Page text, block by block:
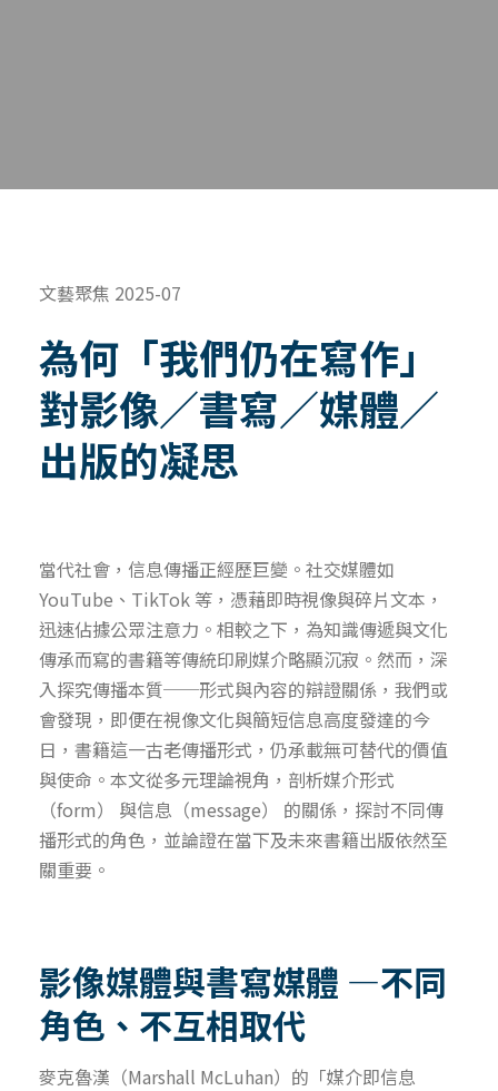
文藝聚焦 2025-07
為何「我們仍在寫作」
對影像／書寫／媒體／
出版的凝思
當代社會，信息傳播正經歷巨變。社交媒體如
YouTube、TikTok 等，憑藉即時視像與碎片文本，
迅速佔據公眾注意力。相較之下，為知識傳遞與文化
傳承而寫的書籍等傳統印刷媒介略顯沉寂。然而，深
入探究傳播本質──形式與內容的辯證關係，我們或
會發現，即便在視像文化與簡短信息高度發達的今
日，書籍這一古老傳播形式，仍承載無可替代的價值
與使命。本文從多元理論視角，剖析媒介形式
（form） 與信息（message） 的關係，探討不同傳
播形式的角色，並論證在當下及未來書籍出版依然至
關重要。
影像媒體與書寫媒體 —不同
角色、不互相取代
麥克魯漢（Marshall McLuhan）的「媒介即信息